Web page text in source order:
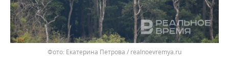
Екатерина Петрова / realnoevremya.ru